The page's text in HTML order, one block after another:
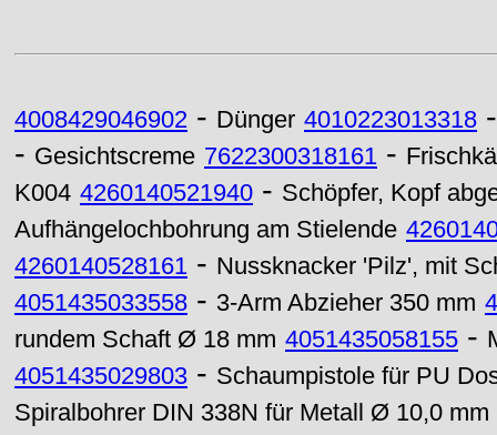
4008429046902 - Dünger 4010223013318
- Gesichtscreme 7622300318161 -
K004 4260140521940 - Schöpfer, Kopf
Aufhängelochbohrung am Stielende
4260140528161 - Nussknacker 'Pilz', mit
4051435033558 - 3-Arm Abzieher 350 mm
rundem Schaft Ø 18 mm 4051435058155 -
4051435029803 - Schaumpistole für PU
Spiralbohrer DIN 338N für Metall Ø 10,0 mm